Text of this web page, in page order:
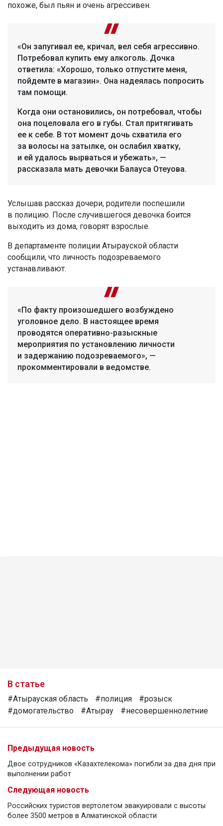
похоже, был пьян и очень агрессивен.
«Он запугивал ее, кричал, вел себя агрессивно.
Потребовал купить ему алкоголь. Дочка
ответила: «Хорошо, только отпустите меня,
пойдемте в магазин». Она надеялась попросить
там помощи.
Когда они остановились, он потребовал, чтобы
она поцеловала его в губы. Стал притягивать
ее к себе. В тот момент дочь схватила его
за волосы на затылке, он ослабил хватку,
и ей удалось вырваться и убежать», —
рассказала мать девочки Балауса Отеуова.
Услышав рассказ дочери, родители поспешили
в полицию. После случившегося девочка боится
выходить из дома, говорят взрослые.
В департаменте полиции Атырауской области
сообщили, что личность подозреваемого
устанавливают.
«По факту произошедшего возбуждено
уголовное дело. В настоящее время
проводятся оперативно-разыскные
мероприятия по установлению личности
и задержанию подозреваемого», —
прокомментировали в ведомстве.
В статье
#Атырауская область #полиция
#розыск
#домогательство
#Атырау #несовершеннолетние
Предыдущая новость
Двое сотрудников «Казахтелекома» погибли за два дня при
выполнении работ
Следующая новость
Российских туристов вертолетом эвакуировали с высоты
более 3500 метров в Алматинской области